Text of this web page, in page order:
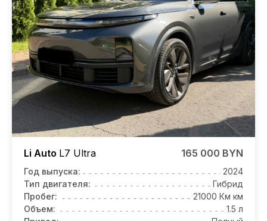
Li Auto L7 Ultra 165 000 BYN
Год выпуска:
2024
Тип двигателя:
Гибрид
Пробег:
21000 Км км
Объем:
1.5 л